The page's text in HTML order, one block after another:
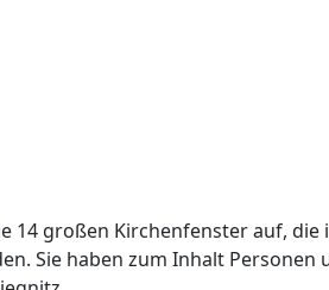
großen Kirchenfenster auf, die
Sie haben zum Inhalt Personen